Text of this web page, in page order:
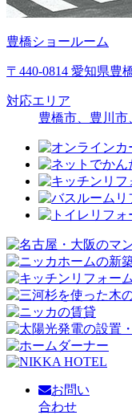
豊橋ショールーム
〒440-0814 愛知県豊
対応エリア
豊橋市、豊川
お問い
合わせ